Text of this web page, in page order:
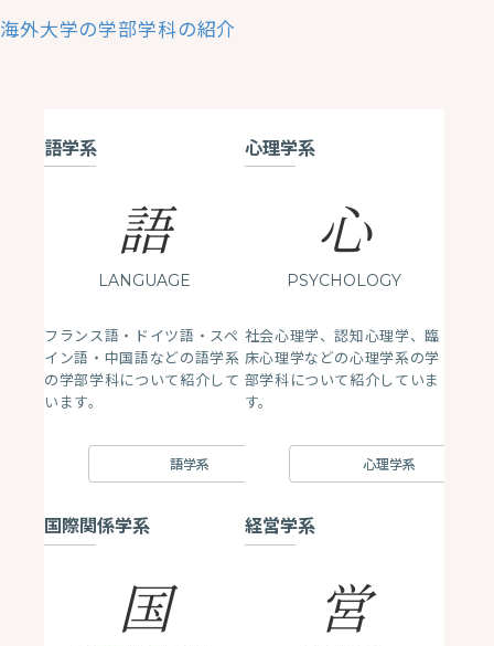
海外大学の学部学科の紹介
語学系
語
LANGUAGE
フランス語・ドイツ語・スペ
イン語・中国語などの語学系
の学部学科について紹介して
います。
語学系
心理学系
心
PSYCHOLOGY
社会心理学、認知心理学、臨
床心理学などの心理学系の学
部学科について紹介していま
す。
心理学系
国際関係学系
国
経営学系
営